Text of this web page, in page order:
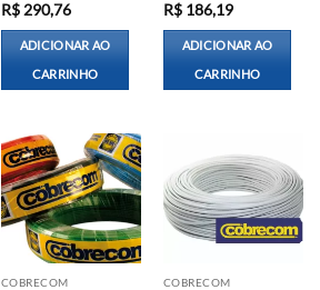
R$290,76
ADICIONAR AO
CARRINHO
R$186,19
ADICIONAR AO
CARRINHO
COBRECOM COBRECOM